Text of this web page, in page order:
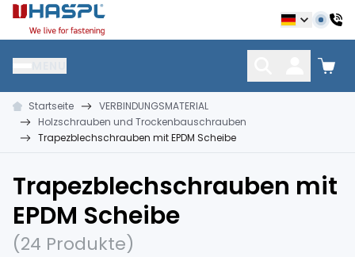
Hašpl
NÄGEL VERBINDUNGSMATERIAL DÜBEL UND
Startseite
VERBINDUNGSMATERIAL
Holzschrauben und Trockenbauschrauben
Trapezblechschrauben mit EPDM Scheibe
Trapezblechschrauben mit
EPDM Scheibe
(24 Produkte)